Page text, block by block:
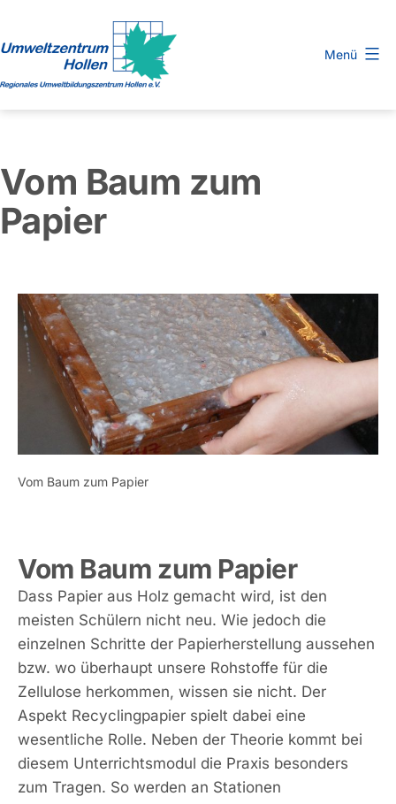
springen
e.
V.
Menü
Vom Baum zum
Papier
Vom Baum zum Papier
Vom Baum zum Papier
Dass Papier aus Holz gemacht wird, ist den
meisten Schülern nicht neu. Wie jedoch die
einzelnen Schritte der Papierherstellung aussehen
bzw. wo überhaupt unsere Rohstoffe für die
Zellulose herkommen, wissen sie nicht. Der
Aspekt Recyclingpapier spielt dabei eine
wesentliche Rolle. Neben der Theorie kommt bei
diesem Unterrichtsmodul die Praxis besonders
zum Tragen. So werden an Stationen